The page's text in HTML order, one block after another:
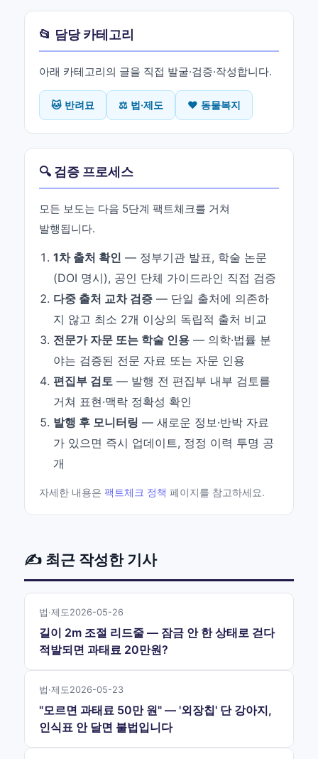
📂 담당 카테고리
아래 카테고리의 글을 직접 발굴·검증·작성합니다.
🐱 반려묘 ⚖️ 법·제도 ❤️ 동물복지
🔍 검증 프로세스
모든 보도는 다음 5단계 팩트체크를 거쳐
발행됩니다.
1차 출처 확인 — 정부기관 발표, 학술 논문
(DOI 명시), 공인 단체 가이드라인 직접 검증
다중 출처 교차 검증— 단일 출처에 의존하
지 않고 최소 2개 이상의 독립적 출처 비교
전문가 자문 또는 학술 인용— 의학·법률 분
야는 검증된 전문 자료 또는 자문 인용
편집부 검토— 발행 전 편집부 내부 검토를
거쳐 표현·맥락 정확성 확인
발행 후 모니터링 — 새로운 정보·반박 자료
가 있으면 즉시 업데이트, 정정 이력 투명 공
개
자세한 내용은 팩트체크 정책 페이지를 참고하세요.
✍️ 최근 작성한 기사
법·제도2026-05-26
길이 2m 조절 리드줄 — 잠금 안 한 상태로 걷다
적발되면 과태료 20만원?
법·제도2026-05-23
"모르면 과태료 50만 원" — '외장칩' 단 강아지,
인식표 안 달면 불법입니다